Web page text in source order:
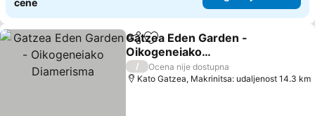
cene
Deli Dodati u favorite
Gatzea Eden Garden -
Oikogeneiako
Diamerisma
Pogledaj cene
/
Ocena nije dostupna
Kato Gatzea, Makrinitsa: udaljenost 14.3 km